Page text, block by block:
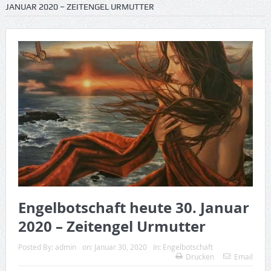
JANUAR 2020 – ZEITENGEL URMUTTER
Engelbotschaft heute 30. Januar
2020 – Zeitengel Urmutter
Posted By: admin on: Januar 30, 2020 In: Engelbotschaft
Drucken
Email